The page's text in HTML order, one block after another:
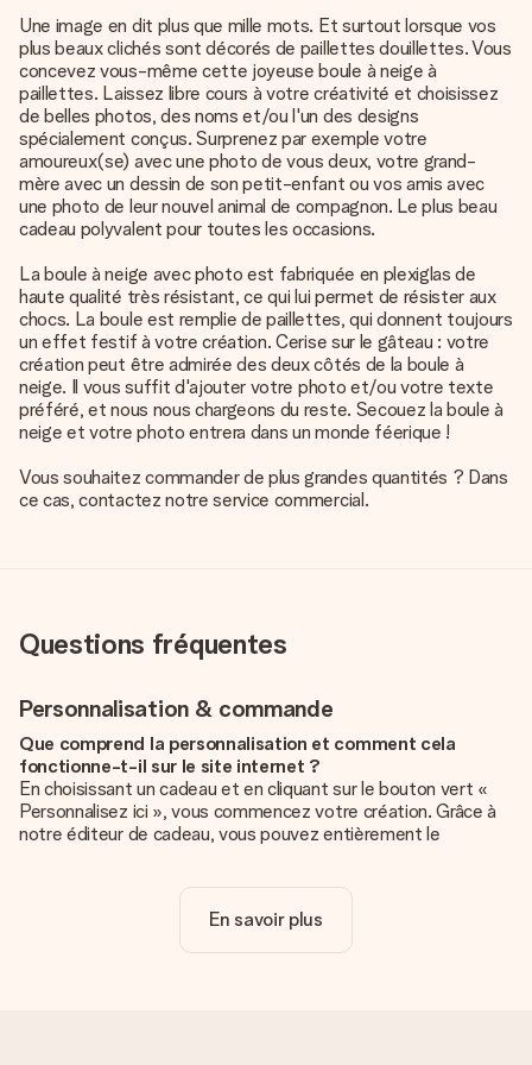
Une image en dit plus que mille mots. Et surtout lorsque vos
plus beaux clichés sont décorés de paillettes douillettes. Vous
concevez vous-même cette joyeuse boule à neige à
paillettes. Laissez libre cours à votre créativité et choisissez
de belles photos, des noms et/ou l'un des designs
spécialement conçus. Surprenez par exemple votre
amoureux(se) avec une photo de vous deux, votre grand-
mère avec un dessin de son petit-enfant ou vos amis avec
une photo de leur nouvel animal de compagnon. Le plus beau
cadeau polyvalent pour toutes les occasions.
La boule à neige avec photo est fabriquée en plexiglas de
haute qualité très résistant, ce qui lui permet de résister aux
chocs. La boule est remplie de paillettes, qui donnent toujours
un effet festif à votre création. Cerise sur le gâteau : votre
création peut être admirée des deux côtés de la boule à
neige. Il vous suffit d'ajouter votre photo et/ou votre texte
préféré, et nous nous chargeons du reste. Secouez la boule à
neige et votre photo entrera dans un monde féerique !
Vous souhaitez commander de plus grandes quantités ? Dans
ce cas, contactez notre service commercial.
Questions fréquentes
Personnalisation & commande
Que comprend la personnalisation et comment cela
fonctionne-t-il sur le site internet ?
En choisissant un cadeau et en cliquant sur le bouton vert «
Personnalisez ici », vous commencez votre création. Grâce à
notre éditeur de cadeau, vous pouvez entièrement le
unique pour ajouter une touche finale à votre cadeau.
La personnalisation est-elle comprise dans le prix ?
En savoir plus